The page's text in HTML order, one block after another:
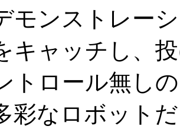
モンストレー
キャッチし、
トロール無し
彩なロボット